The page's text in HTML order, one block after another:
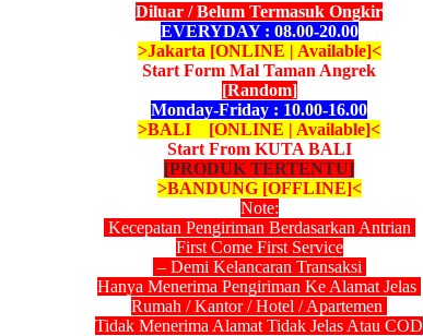
Diluar / Belum Termasuk Ongkir
EVERYDAY : 08.00-20.00
>Jakarta [ONLINE | Available]<
Start Form Mal Taman Angrek
[Random]
Monday-Friday : 10.00-16.00
>BALI [ONLINE | Available]<
Start From KUTA BALI
[PRODUK TERTENTU]
>BANDUNG [OFFLINE]<
Note:
Kecepatan Pengiriman Berdasarkan Antrian
First Come First Service
– Demi Kelancaran Transaksi
Hanya Menerima Pengiriman Ke Alamat Jelas
Rumah / Kantor / Hotel / Apartemen
Tidak Menerima Alamat Tidak Jelas Atau COD